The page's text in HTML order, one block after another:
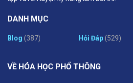
DANH MỤC
Blog (387) Hỏi Đáp(529)
VỀ HÓA HỌC PHỔ THÔNG